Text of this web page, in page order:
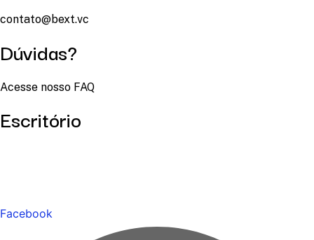
contato@bext.vc
Dúvidas?
Acesse nosso FAQ
Escritório
Facebook